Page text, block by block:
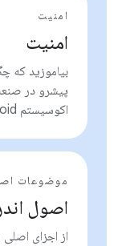
امنیت
امنیت
پیشرو در
اکوسیستم Android ترکیب می‌کند.
موضوعات
اصول